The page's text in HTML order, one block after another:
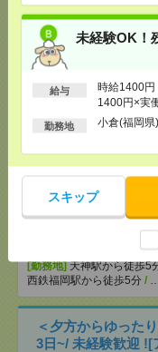
未経験OK！
給与
時給1400
1400円×実
を保証する
勤務地 小倉(福岡
スキップ
なく働ける[派遣]
[給 与]
日収2.4万円～
収例19.4万円～（夜勤月8
（規定あり） ■無料駐車
15～20万円
[勤務地]門司駅/門司港駅
電話ナシ！見たま
ータ入力・短期
時給1600円 ＊日
交通費支給（上
[勤務地]天神駅から徒歩5
西鉄福岡駅から徒歩5分 /
＜夕方からゆった
3日~/ 未経験歓迎 ![